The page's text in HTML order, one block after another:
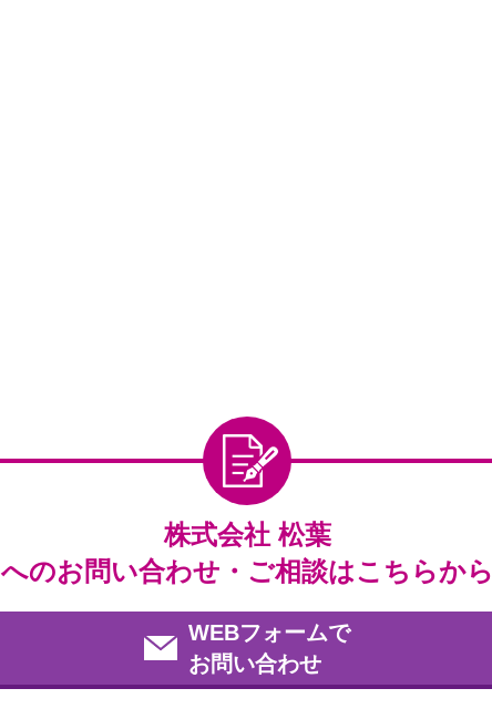
株式会社 松葉
へのお問い合わせ・ご相談はこちらから
WEBフォームで
お問い合わせ